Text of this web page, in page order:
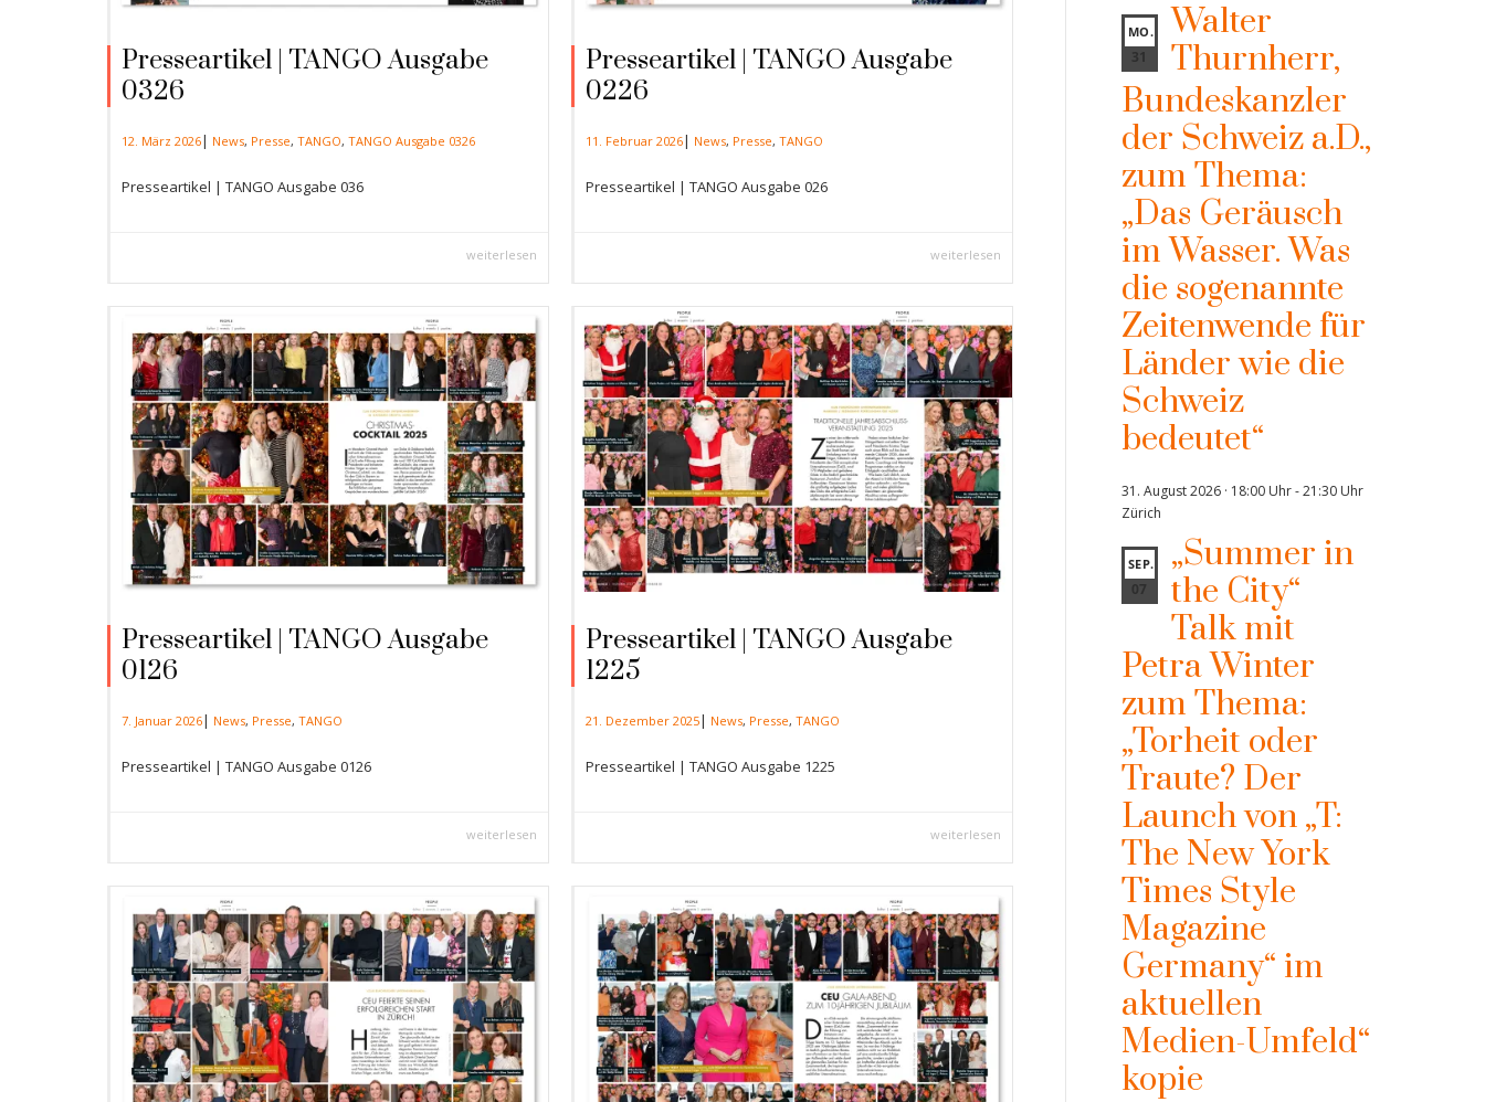
Presseartikel | TANGO Ausgabe
0326
12. März 2026| News, Presse, TANGO, TANGO Ausgabe 0326
Presseartikel | TANGO Ausgabe 036
weiterlesen
Presseartikel | TANGO Ausgabe
0226
11. Februar 2026| News, Presse, TANGO
Presseartikel | TANGO Ausgabe 026
weiterlesen
Presseartikel | TANGO Ausgabe
0126
7. Januar 2026| News, Presse, TANGO
Presseartikel | TANGO Ausgabe 0126
weiterlesen
Presseartikel | TANGO Ausgabe
1225
21. Dezember 2025| News, Presse, TANGO
Presseartikel | TANGO Ausgabe 1225
weiterlesen
MO.
31
Walter
Thurnherr,
Bundeskanzler
der Schweiz a.D.,
zum Thema:
„Das Geräusch
im Wasser. Was
die sogenannte
Zeitenwende für
Länder wie die
Schweiz
bedeutet“
31. August 2026 · 18:00 Uhr-21:30 Uhr
Zürich
SEP.
07
„Summer in
the City“
Talk mit
Petra Winter
zum Thema:
„Torheit oder
Traute? Der
Launch von „T:
The New York
Times Style
Magazine
Germany“ im
aktuellen
Medien-Umfeld“
kopie